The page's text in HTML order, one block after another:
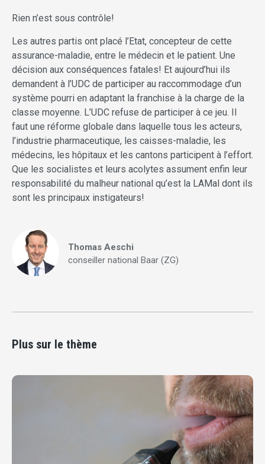
Rien n’est sous contrôle!
Les autres partis ont placé l’Etat, concepteur de cette
assurance-maladie, entre le médecin et le patient. Une
décision aux conséquences fatales! Et aujourd’hui ils
demandent à l’UDC de participer au raccommodage d’un
système pourri en adaptant la franchise à la charge de la
classe moyenne. L’UDC refuse de participer à ce jeu. Il
faut une réforme globale dans laquelle tous les acteurs,
l’industrie pharmaceutique, les caisses-maladie, les
médecins, les hôpitaux et les cantons participent à l’effort.
Que les socialistes et leurs acolytes assument enfin leur
responsabilité du malheur national qu’est la LAMal dont ils
sont les principaux instigateurs!
Thomas Aeschi
conseiller national Baar (ZG)
Plus sur le thème